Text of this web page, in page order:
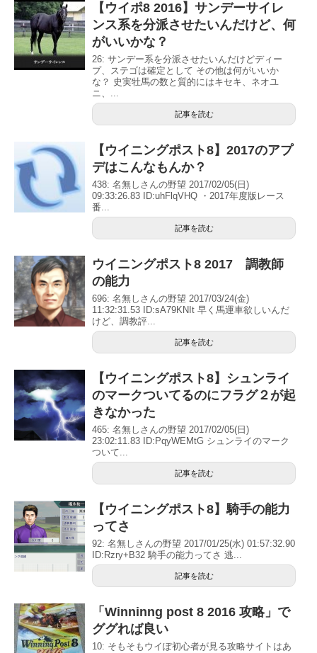
【ウイポ8 2016】サンデーサイレ
ンス系を分派させたいんだけど、何
がいいかな？
26: サンデー系を分派させたいんだけどディー
プ、ステゴは確定として その他は何がいいか
な？ 史実牡馬の数と質的にはキセキ、ネオユ
ニ、...
記事を読む
【ウイニングポスト8】2017のアプ
デはこんなもんか？
438: 名無しさんの野望 2017/02/05(日)
09:33:26.83 ID:uhFlqVHQ ・2017年度版レース
番...
記事を読む
ウイニングポスト8 2017 調教師
の能力
696: 名無しさんの野望 2017/03/24(金)
11:32:31.53 ID:sA79KNIt 早く馬運車欲しいんだ
けど、調教評...
記事を読む
【ウイニングポスト8】シュンライ
のマークついてるのにフラグ２が起
きなかった
465: 名無しさんの野望 2017/02/05(日)
23:02:11.83 ID:PqyWEMtG シュンライのマーク
ついて...
記事を読む
【ウイニングポスト8】騎手の能力
ってさ
92: 名無しさんの野望 2017/01/25(水) 01:57:32.90
ID:Rzry+B32 騎手の能力ってさ 逃...
記事を読む
「Winninng post 8 2016 攻略」で
ググれば良い
10: そもそもウイぽ初心者が見る攻略サイトはあ